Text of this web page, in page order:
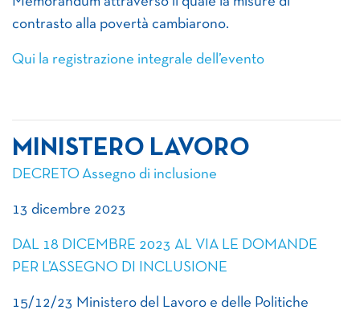
contrasto alla povertà cambiarono.
Qui la registrazione integrale dell’evento
MINISTERO LAVORO
DECRETO Assegno di inclusione
13 dicembre 2023
DAL 18 DICEMBRE 2023 AL VIA LE DOMANDE
PER L’ASSEGNO DI INCLUSIONE
15/12/23 Ministero del Lavoro e delle Politiche